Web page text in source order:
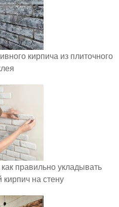
кирпича из плиточного
правильно укладывать
на стену